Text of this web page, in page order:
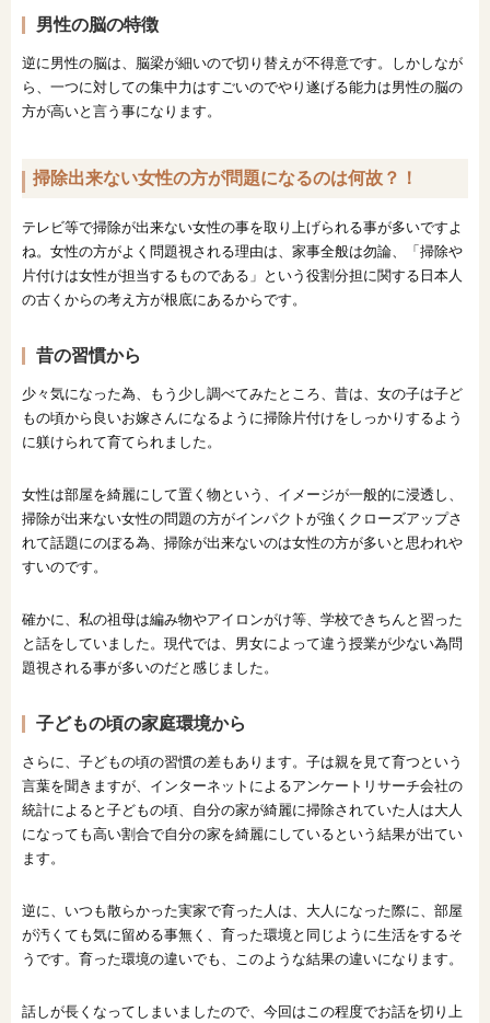
男性の脳の特徴
逆に男性の脳は、脳梁が細いので切り替えが不得意です。しかしなが
ら、一つに対しての集中力はすごいのでやり遂げる能力は男性の脳の
方が高いと言う事になります。
掃除出来ない女性の方が問題になるのは何故？！
テレビ等で掃除が出来ない女性の事を取り上げられる事が多いですよ
ね。女性の方がよく問題視される理由は、家事全般は勿論、「掃除や
片付けは女性が担当するものである」という役割分担に関する日本人
の古くからの考え方が根底にあるからです。
昔の習慣から
少々気になった為、もう少し調べてみたところ、昔は、女の子は子ど
もの頃から良いお嫁さんになるように掃除片付けをしっかりするよう
に躾けられて育てられました。
女性は部屋を綺麗にして置く物という、イメージが一般的に浸透し、
掃除が出来ない女性の問題の方がインパクトが強くクローズアップさ
れて話題にのぼる為、掃除が出来ないのは女性の方が多いと思われや
すいのです。
確かに、私の祖母は編み物やアイロンがけ等、学校できちんと習った
と話をしていました。現代では、男女によって違う授業が少ない為問
題視される事が多いのだと感じました。
子どもの頃の家庭環境から
さらに、子どもの頃の習慣の差もあります。子は親を見て育つという
言葉を聞きますが、インターネットによるアンケートリサーチ会社の
統計によると子どもの頃、自分の家が綺麗に掃除されていた人は大人
になっても高い割合で自分の家を綺麗にしているという結果が出てい
ます。
逆に、いつも散らかった実家で育った人は、大人になった際に、部屋
が汚くても気に留める事無く、育った環境と同じように生活をするそ
うです。育った環境の違いでも、このような結果の違いになります。
話しが長くなってしまいましたので、今回はこの程度でお話を切り上